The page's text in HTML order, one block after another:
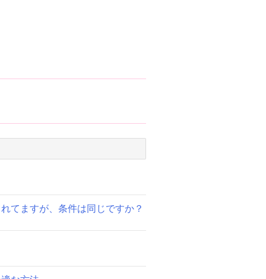
てますが、条件は同じですか？